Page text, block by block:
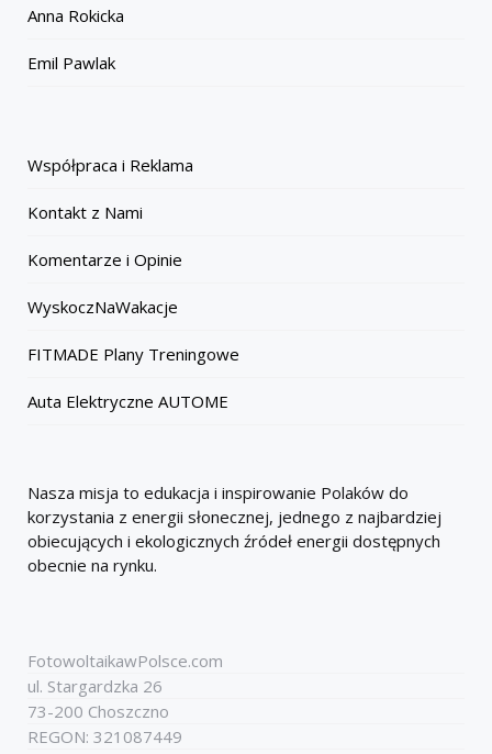
Anna Rokicka
Emil Pawlak
Współpraca i Reklama
Kontakt z Nami
Komentarze i Opinie
WyskoczNaWakacje
FITMADE Plany Treningowe
Auta Elektryczne AUTOME
Nasza misja to edukacja i inspirowanie Polaków do
korzystania z energii słonecznej, jednego z najbardziej
obiecujących i ekologicznych źródeł energii dostępnych
obecnie na rynku.
FotowoltaikawPolsce.com
ul. Stargardzka 26
73-200 Choszczno
REGON: 321087449